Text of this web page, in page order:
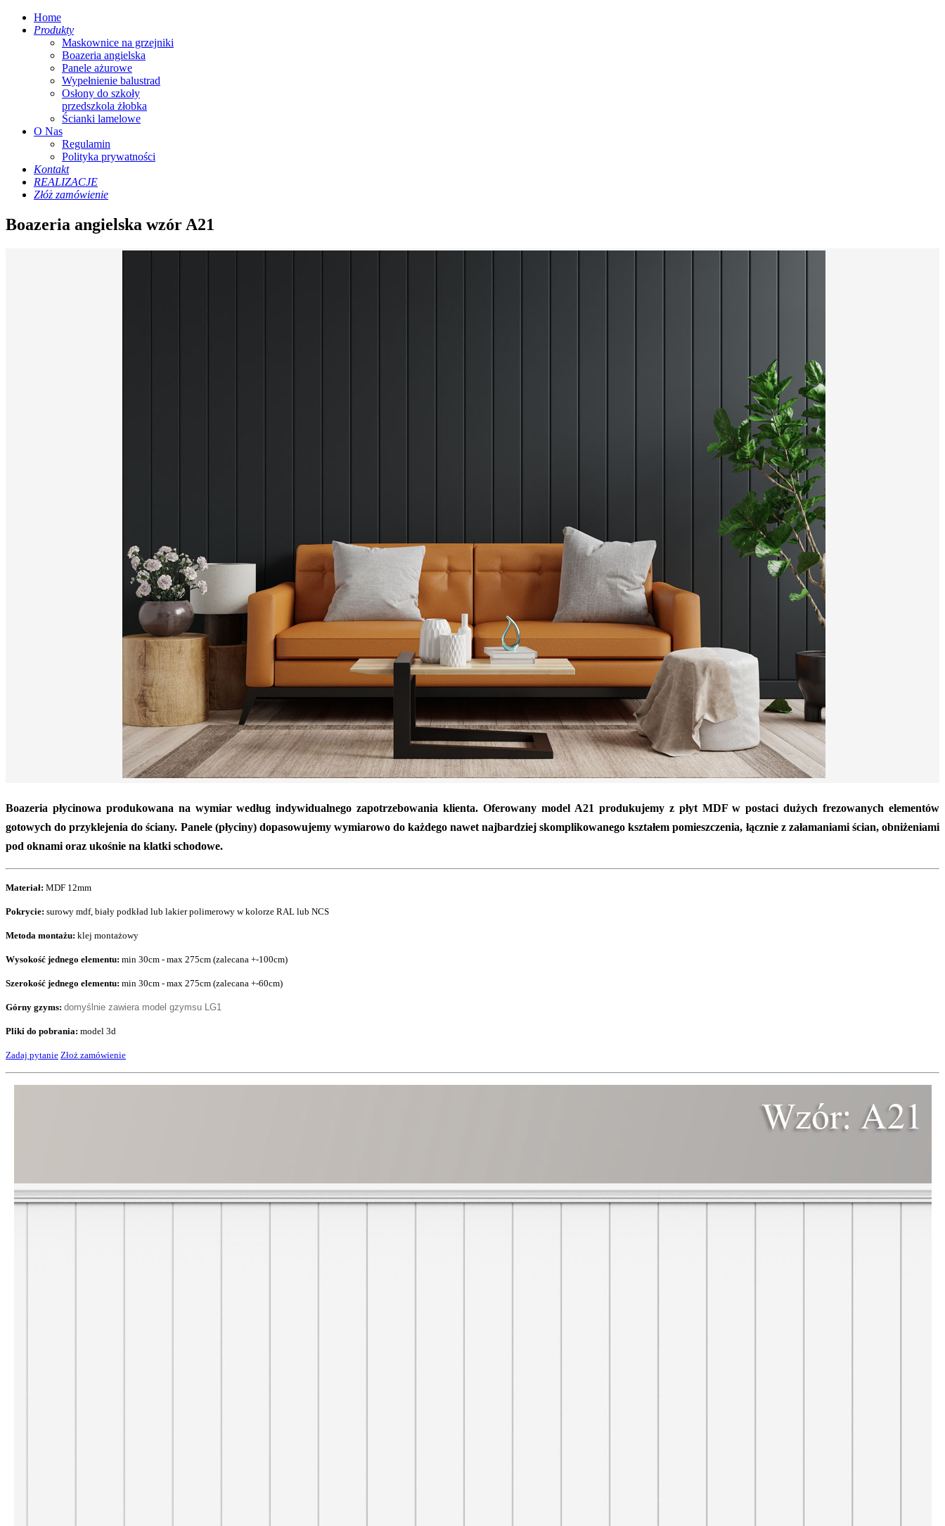
Home
Produkty
Maskownice na grzejniki
Boazeria angielska
Panele ażurowe
Wypełnienie balustrad
Osłony do szkoły
przedszkola żłobka
Ścianki lamelowe
O Nas
Regulamin
Polityka prywatności
Kontakt
REALIZACJE
Złóż zamówienie
Boazeria angielska wzór A21
Boazeria płycinowa produkowana na wymiar według indywidualnego zapotrzebowania klienta. Oferowany model A21 produkujemy z płyt MDF w postaci dużych frezowanych elementów
gotowych do przyklejenia do ściany. Panele (płyciny) dopasowujemy wymiarowo do każdego nawet najbardziej skomplikowanego kształem pomieszczenia, łącznie z załamaniami ścian, obniżeniami
pod oknami oraz ukośnie na klatki schodowe.
Materiał: MDF 12mm
Pokrycie: surowy mdf, biały podkład lub lakier polimerowy w kolorze RAL lub NCS
Metoda montażu: klej montażowy
Wysokość jednego elementu: min 30cm - max 275cm (zalecana +-100cm)
Szerokość jednego elementu: min 30cm - max 275cm (zalecana +-60cm)
Górny gzyms: domyślnie zawiera model gzymsu LG1
Pliki do pobrania: model 3d
Zadaj pytanie Złoż zamówienie